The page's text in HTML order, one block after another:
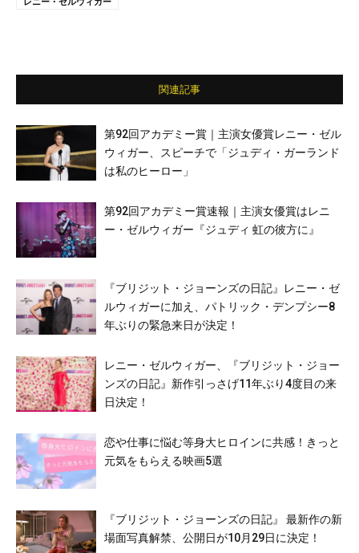
関連記事
第92回アカデミー賞｜主演女優賞レニー・ゼル
ウィガー、スピーチで「ジュディ・ガーランド
は私のヒーロー」
第92回アカデミー賞速報｜主演女優賞はレニ
ー・ゼルウィガー『ジュディ 虹の彼方に』
『ブリジット・ジョーンズの日記』レニー・ゼ
ルウィガーに加え、パトリック・デンプシー8
年ぶりの緊急来日が決定！
レニー・ゼルウィガー、『ブリジット・ジョー
ンズの日記』新作引っさげ11年ぶり4度目の来
日決定！
恋や仕事に悩む等身大ヒロインに共感！きっと
元気をもらえる映画5選
『ブリジット・ジョーンズの日記』 最新作の新
場面写真解禁、公開日が10月29日に決定！